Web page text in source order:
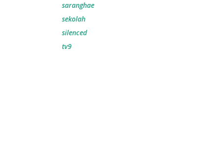
saranghae
sekolah
silenced
tv9